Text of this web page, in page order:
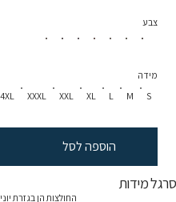
צבע
S
M
L
XL
XXL
XXXL
4XL
מידה
הוספה לסל
סרגל מידות
החולצות הן בגזרת